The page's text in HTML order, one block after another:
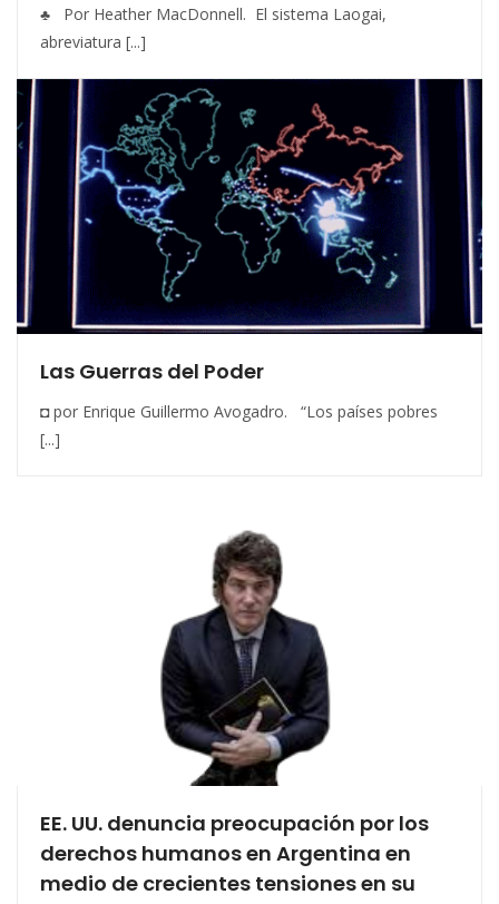
♣ Por Heather MacDonnell. El sistema Laogai,
abreviatura [...]
Las Guerras del Poder
◘ por Enrique Guillermo Avogadro. “Los países pobres
[...]
EE. UU. denuncia preocupación por los
derechos humanos en Argentina en
medio de crecientes tensiones en su